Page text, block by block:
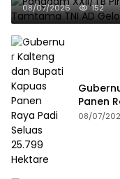
08/07/2026 152
Panen
08/07/